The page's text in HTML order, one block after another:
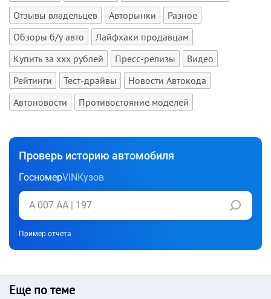
Отзывы владельцев
Авторынки
Разное
Обзоры б/у авто
Лайфхаки продавцам
Купить за xxx рублей
Пресс-релизы
Видео
Рейтинги
Тест-драйвы
Новости Автокода
Автоновости
Противостояние моделей
Проверь историю автомобиля
ГосномерVINКузов
Пример отчета
Еще по теме